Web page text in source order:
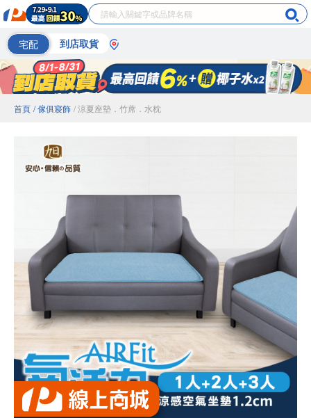
宅配 到店取貨
首頁 / 傢俱寢飾 / 涼夏座墊．竹蓆．水枕